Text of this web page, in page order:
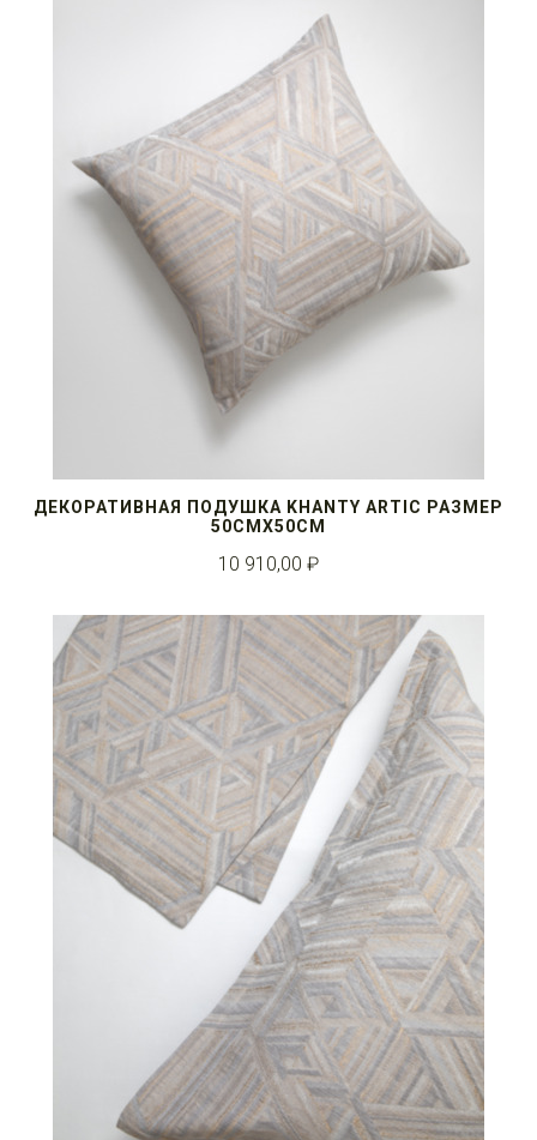
ДЕКОРАТИВНАЯ ПОДУШКА KHANTY ARTIC РАЗМЕР
50СМX50СМ
10 910,00 ₽